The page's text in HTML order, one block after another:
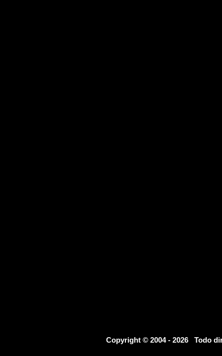
Copyright © 2004 - 2026 Todo